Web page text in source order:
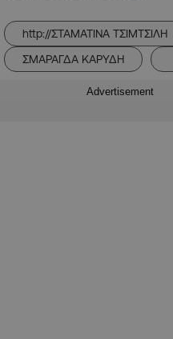
http://ΣΤΑΜΑΤΙΝΑ ΤΣΙΜΤΣΙΛΗ
ΣΜΑΡΑΓΔΑ ΚΑΡΥΔΗ
Advertisement